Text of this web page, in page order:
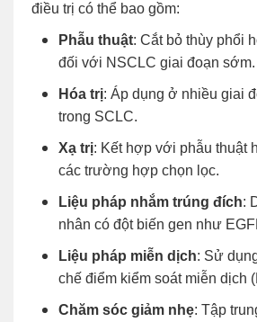
điều trị có thể bao gồm:
Phẫu thuật: Cắt bỏ thùy phổi
đối với NSCLC giai đoạn sớm.
Hóa trị: Áp dụng ở nhiều giai
trong SCLC.
Xạ trị: Kết hợp với phẫu thuật
các trường hợp chọn lọc.
Liệu pháp nhắm trúng đích:
nhân có đột biến gen như
Liệu pháp miễn dịch: Sử
chế điểm kiểm soát miễn dịch
Chăm sóc giảm nhẹ: Tập